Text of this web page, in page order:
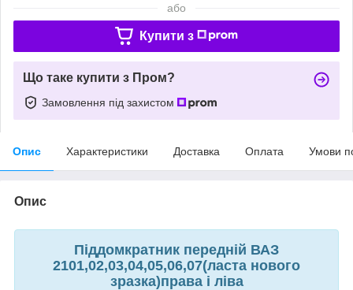
або
Купити з
Що таке купити з Пром?
Замовлення під захистом
Опис Характеристики Доставка Оплата Умови
Опис
Піддомкратник передній ВАЗ
2101,02,03,04,05,06,07(ласта нового
зразка)права і ліва